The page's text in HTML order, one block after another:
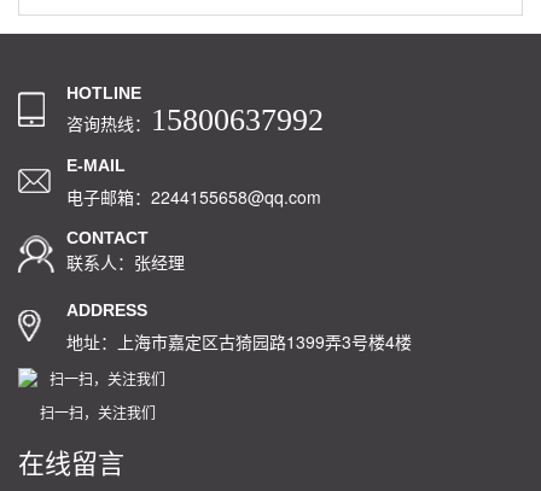
HOTLINE
咨询热线： 15800637992
E-MAIL
电子邮箱：2244155658@qq.com
CONTACT
联系人：张经理
ADDRESS
地址：上海市嘉定区古猗园路1399弄3号楼4楼
扫一扫，关注我们
在线留言